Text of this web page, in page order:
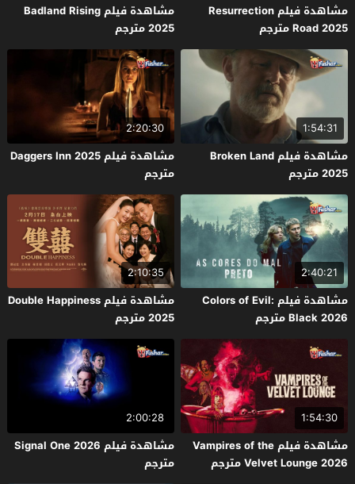
مشاهدة فيلم Resurrection
Road 2025 مترجم
مشاهدة فيلم Badland Rising
2025 مترجم
1:54:31
مشاهدة فيلم Broken Land
2025 مترجم
2:20:30
مشاهدة فيلم Daggers Inn 2025
مترجم
2:40:21
مشاهدة فيلم Colors of Evil:
Black 2026 مترجم
2:10:35
مشاهدة فيلم Double Happiness
2025 مترجم
1:54:30
مشاهدة فيلم Vampires of the
Velvet Lounge 2026 مترجم
2:00:28
مشاهدة فيلم Signal One 2026
مترجم